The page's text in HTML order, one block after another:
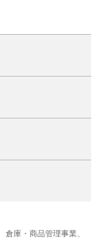
庫・商品管理事業、